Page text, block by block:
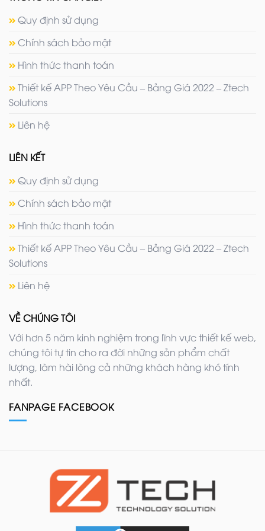
Quy định sử dụng
Chính sách bảo mật
Hình thức thanh toán
Thiết kế APP Theo Yêu Cầu – Bảng Giá 2022 – Ztech
Solutions
Liên hệ
LIÊN KẾT
Quy định sử dụng
Chính sách bảo mật
Hình thức thanh toán
Thiết kế APP Theo Yêu Cầu – Bảng Giá 2022 – Ztech
Solutions
Liên hệ
VỀ CHÚNG TÔI
Với hơn 5 năm kinh nghiệm trong lĩnh vực thiết kế web,
chúng tôi tự tin cho ra đời những sản phẩm chất
lượng, làm hài lòng cả những khách hàng khó tính
nhất.
FANPAGE FACEBOOK